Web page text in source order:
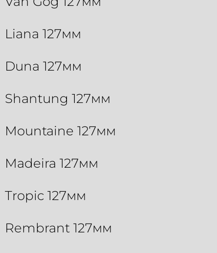
Liana 127мм
Duna 127мм
Shantung 127мм
Mountaine 127мм
Madeira 127мм
Tropic 127мм
Rembrant 127мм